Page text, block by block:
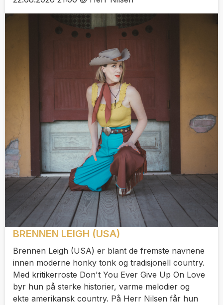
BRENNEN LEIGH (USA)
Brennen Leigh (USA) er blant de fremste navnene
innen moderne honky tonk og tradisjonell country.
Med kritikerroste Don't You Ever Give Up On Love
byr hun på sterke historier, varme melodier og
ekte amerikansk country. På Herr Nilsen får hun